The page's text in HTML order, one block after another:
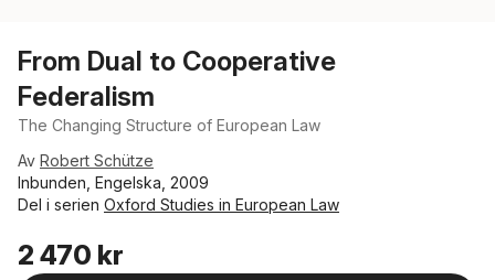
From Dual to Cooperative
Federalism
The Changing Structure of European Law
Av Robert Schütze
Inbunden, Engelska, 2009
Del i serien Oxford Studies in European Law
2 470 kr